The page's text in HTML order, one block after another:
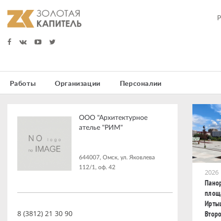
Работы Организации Персоналии
ООО "Архитектурное
ателье "РИМ"
644007, Омск, ул. Яковлева
112/1, оф. 42
8 (3812) 21 30 90
2026